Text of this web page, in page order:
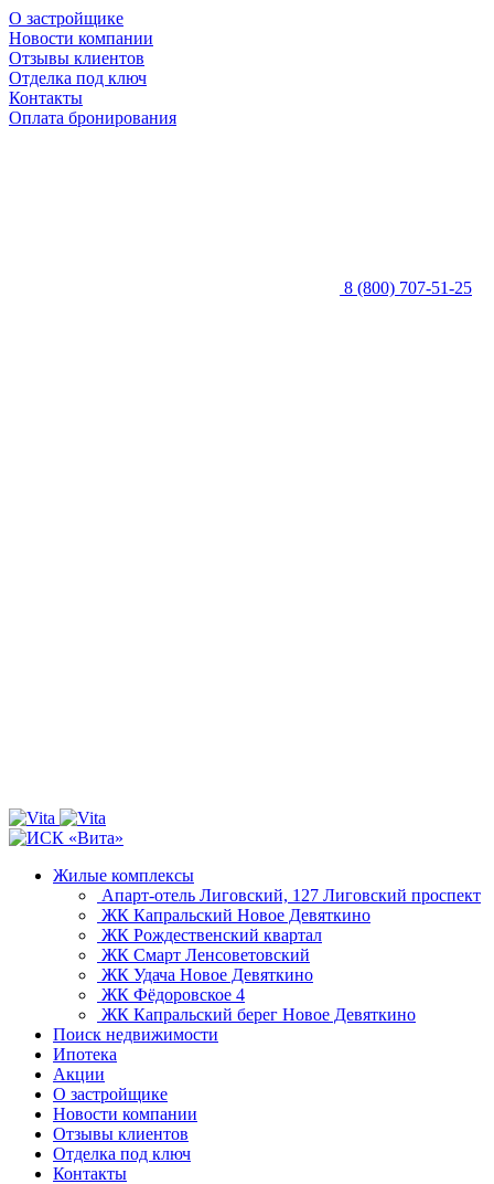
О застройщике
Новости компании
Отзывы клиентов
Отделка под ключ
Контакты
Оплата бронирования
8 (800) 707-51-25
Жилые комплексы
Апарт-отель Лиговский, 127 Лиговский проспект
ЖК Капральский Новое Девяткино
ЖК Рождественский квартал
ЖК Смарт Ленсоветовский
ЖК Удача Новое Девяткино
ЖК Фёдоровское 4
ЖК Капральский берег Новое Девяткино
Поиск недвижимости
Ипотека
Акции
О застройщике
Новости компании
Отзывы клиентов
Отделка под ключ
Контакты